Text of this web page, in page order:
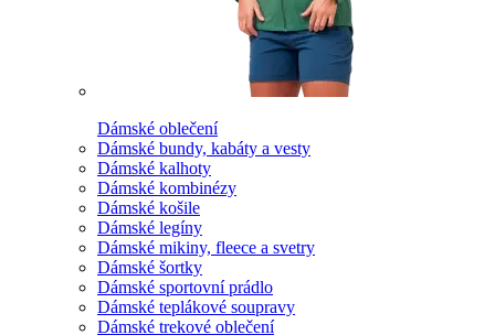
Dámské oblečení
Dámské bundy, kabáty a vesty
Dámské kalhoty
Dámské kombinézy
Dámské košile
Dámské legíny
Dámské mikiny, fleece a svetry
Dámské šortky
Dámské sportovní prádlo
Dámské teplákové soupravy
Dámské trekové oblečení